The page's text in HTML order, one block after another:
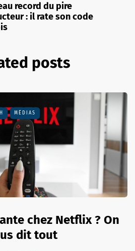
record du pire
: il rate son code
posts
MÉDIAS
chez Netflix ? On
dit tout